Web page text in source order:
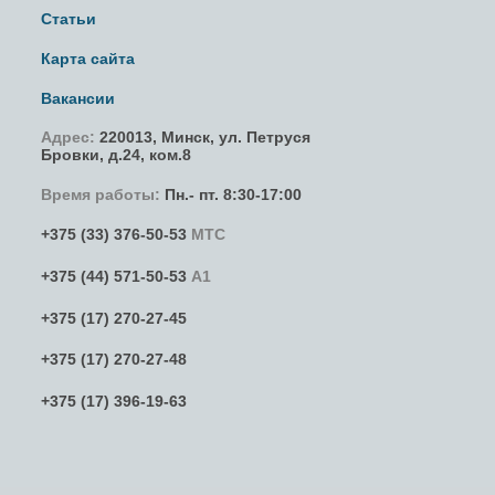
Статьи
Карта сайта
Вакансии
Адрес: 220013, Минск, ул. Петруся
Бровки, д.24, ком.8
Время работы: Пн.- пт. 8:30-17:00
+375 (33) 376-50-53 МТС
+375 (44) 571-50-53 А1
+375 (17) 270-27-45
+375 (17) 270-27-48
+375 (17) 396-19-63